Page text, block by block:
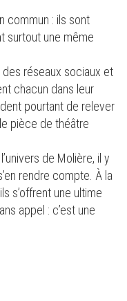
commun : ils sont
surtout une même
réseaux sociaux et
chacun dans leur
pourtant de relever
pièce de théâtre
de Molière, il y
rendre compte. À la
s’offrent une ultime
appel : c’est une